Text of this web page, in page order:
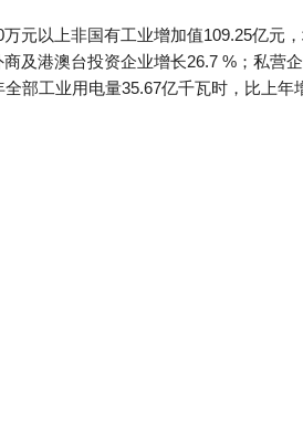
元以上非国有工业增加值109.25亿元，
及港澳台投资企业增长26.7 %；私营
部工业用电量35.67亿千瓦时，比上年